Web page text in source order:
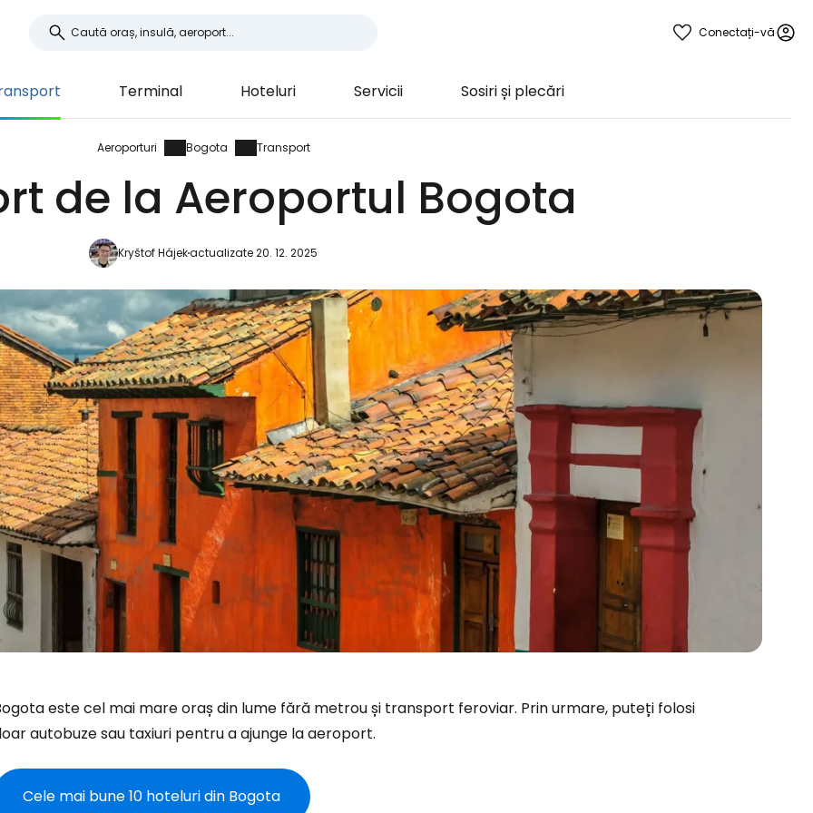
Conectați-vă
Terminal Hoteluri Servicii Sosiri și plecări
Aeroporturi Bogota Transport
de la Aeroportul Bogota
Kryštof Hájekactualizate 20. 12. 2025
este cel mai mare oraș din lume fără metrou și transport feroviar. Prin urmare, puteți folosi
autobuze sau taxiuri pentru a ajunge la aeroport.
Cele mai bune 10 hoteluri din Bogota